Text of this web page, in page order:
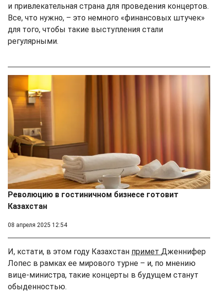
и привлекательная страна для проведения концертов.
Все, что нужно, – это немного «финансовых штучек»
для того, чтобы такие выступления стали
регулярными.
Революцию в гостиничном бизнесе готовит
Казахстан
08 апреля 2025 12:54
И, кстати, в этом году Казахстан примет Дженнифер
Лопес в рамках ее мирового турне – и, по мнению
вице-министра, такие концерты в будущем станут
обыденностью.